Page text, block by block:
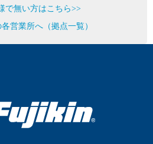
で無い方はこちら>>
営業所へ（拠点一覧）